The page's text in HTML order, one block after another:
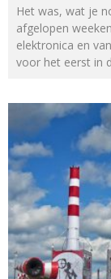
Het was, wat je
afgelopen
elektronica en
voor het eerst in